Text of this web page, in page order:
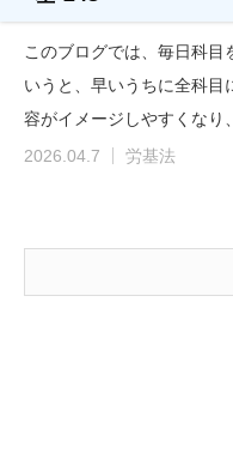
このブログでは、毎日科目
いうと、早いうちに全科目
容がイメージしやすくなり
2026.04.7
労基法